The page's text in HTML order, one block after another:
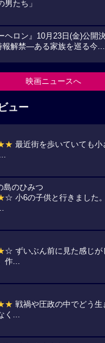
男たち」
ヘロン』10月23日(金)公開
報解禁―ある家族を巡る今...
映画ニュースへ
ュー
最近街を歩いていても
島のひみつ
☆ 小6の子供と行きました
☆ ずいぶん前に見た感じが
作...
戦禍や圧政の中でどう
く...